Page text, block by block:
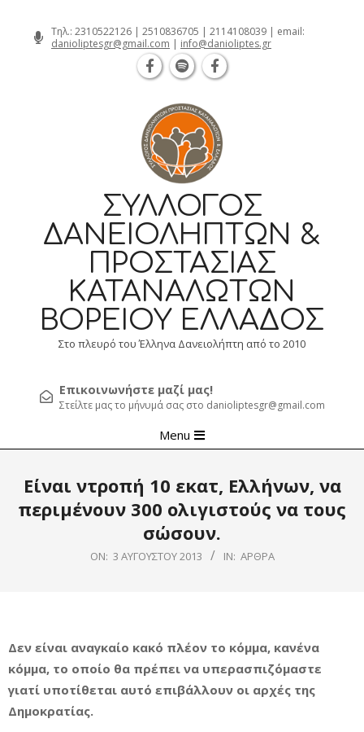
Τηλ.: 2310522126 | 2510836705 | 2114108039 | email:
danioliptesgr@gmail.com | info@danioliptes.gr
ΣΎΛΛΟΓΟΣ
ΔΑΝΕΙΟΛΗΠΤΏΝ &
ΠΡΟΣΤΑΣΊΑΣ
ΚΑΤΑΝΑΛΩΤΏΝ
ΒΟΡΕΊΟΥ ΕΛΛΆΔΟΣ
Στο πλευρό του Έλληνα Δανειολήπτη από το 2010
Επικοινωνήστε μαζί μας!
Στείλτε μας το μήνυμά σας στο danioliptesgr@gmail.com
Navigation
Menu
Είναι ντροπή 10 εκατ, Ελλήνων, να
περιμένουν 300 ολιγιστούς να τους
σώσουν.
ON: 3 ΑΥΓΟΎΣΤΟΥ 2013 IN: ΆΡΘΡΑ
Δεν είναι αναγκαίο κακό πλέον το κόμμα, κανένα
κόμμα, το οποίο θα πρέπει να υπερασπιζόμαστε
γιατί υποτίθεται αυτό επιβάλλουν οι αρχές της
Δημοκρατίας.